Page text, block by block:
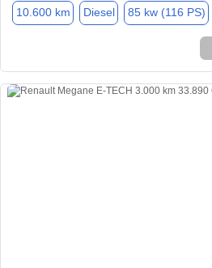
10.600 km Diesel 85 kw (116 PS)